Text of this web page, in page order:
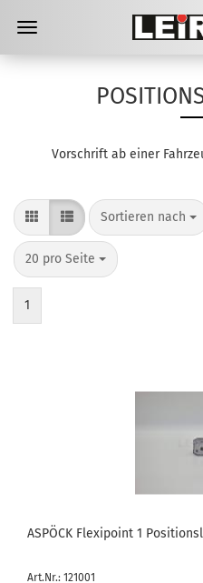
Vorschrift ab einer
Sortieren nach
Sortieren nach
20 pro Seite
pro Seite
1
ASPÖCK Flexipoint 1
Art.Nr.: 121001